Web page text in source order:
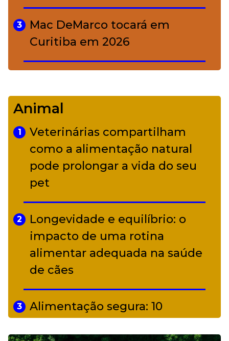
3
Mac DeMarco tocará em
Curitiba em 2026
Camerata tem repertório
diverso a partir de R$ 17
Adriana Calcanhotto retoma
alter ego infantil para show em
Curitiba
Animal
1
Veterinárias compartilham
como a alimentação natural
pode prolongar a vida do seu
pet
2
Longevidade e equilíbrio: o
impacto de uma rotina
alimentar adequada na saúde
de cães
3
Alimentação segura: 10